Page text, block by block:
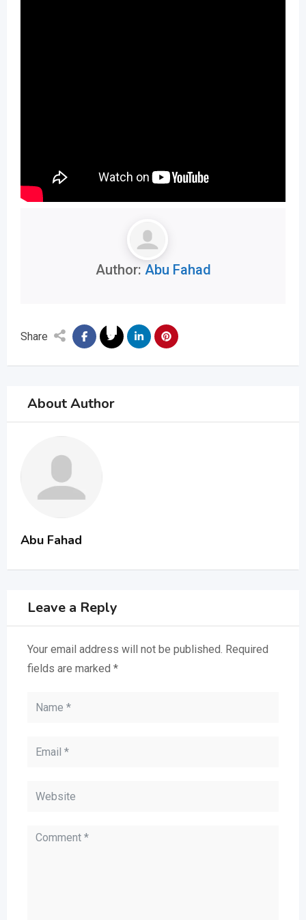
Author: Abu Fahad
Share
About Author
Abu Fahad
Leave a Reply
Your email address will not be published. Required
fields are marked *